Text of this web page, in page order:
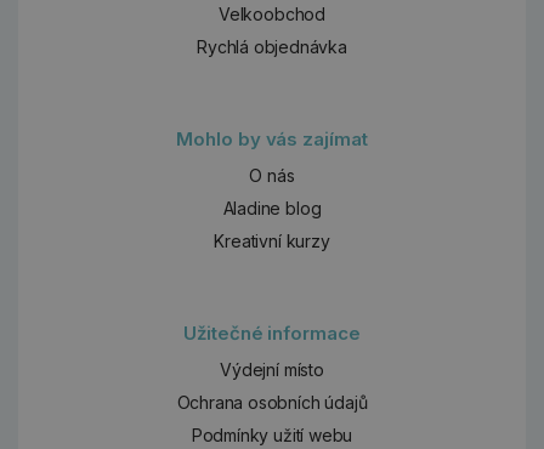
Velkoobchod
Rychlá objednávka
Mohlo by vás zajímat
O nás
Aladine blog
Kreativní kurzy
Užitečné informace
Výdejní místo
Ochrana osobních údajů
Podmínky užití webu